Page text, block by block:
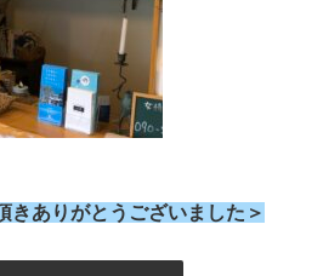
きありがとうございました＞